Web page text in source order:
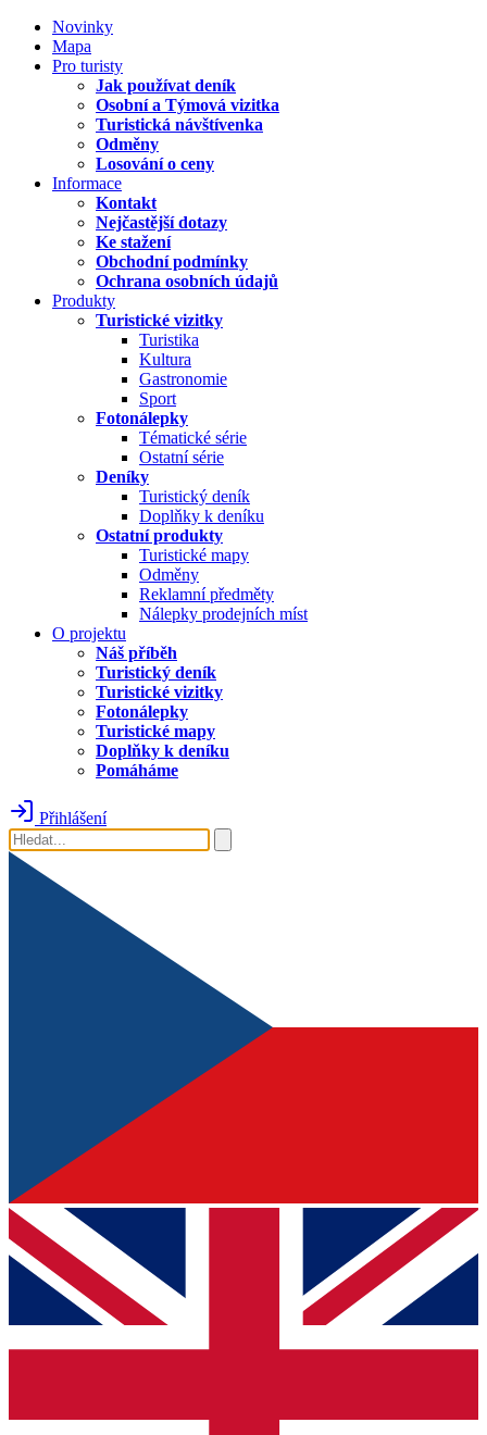
Novinky
Mapa
Pro turisty
Jak používat deník
Osobní a Týmová vizitka
Turistická návštívenka
Odměny
Losování o ceny
Informace
Kontakt
Nejčastější dotazy
Ke stažení
Obchodní podmínky
Ochrana osobních údajů
Produkty
Turistické vizitky
Turistika
Kultura
Gastronomie
Sport
Fotonálepky
Tématické série
Ostatní série
Deníky
Turistický deník
Doplňky k deníku
Ostatní produkty
Turistické mapy
Odměny
Reklamní předměty
Nálepky prodejních míst
O projektu
Náš příběh
Turistický deník
Turistické vizitky
Fotonálepky
Turistické mapy
Doplňky k deníku
Pomáháme
Přihlášení